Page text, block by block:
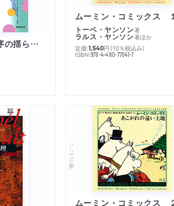
「リベラル国際秩序の揺らぎ」再考 年報政治学２０２６‐Ⅰ
トーベ・ヤンソン著
ラルス・ヤンソン著ほか
定価:1,540円 （10％税込み）
ISBN:978-4-480-77041-7
シリーズ・全集